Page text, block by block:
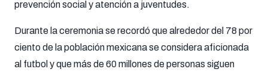
prevención social y atención a juventudes.
Durante la ceremonia se recordó que alrededor del 78 por
ciento de la población mexicana se considera aficionada
al futbol y que más de 60 millones de personas siguen